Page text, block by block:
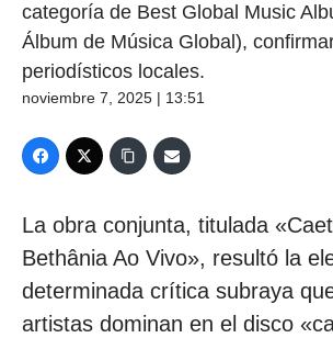
categoría de Best Global Music
Álbum de Música Global),
periodísticos locales.
noviembre 7, 2025 | 13:51
La obra conjunta, titulada
Bethânia Ao Vivo», resultó la
determinada crítica subraya
artistas dominan en el disco